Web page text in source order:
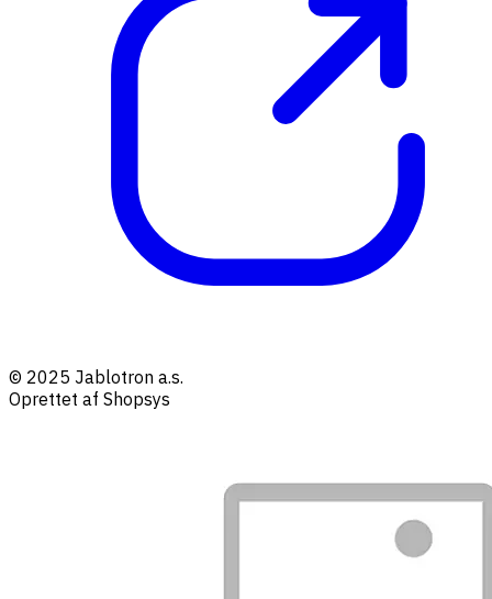
© 2025 Jablotron a.s.
Oprettet af Shopsys